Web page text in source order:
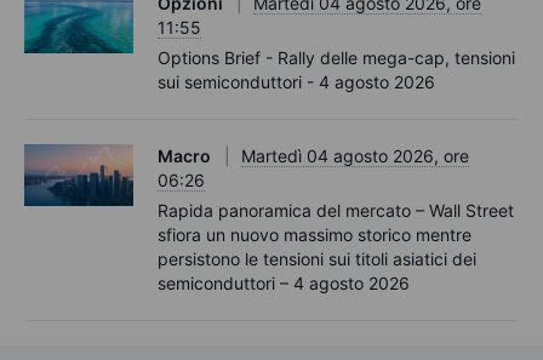
11:55
Options Brief - Rally delle mega-cap, tensioni
sui semiconduttori - 4 agosto 2026
Macro
Martedì 04 agosto 2026, ore
06:26
Rapida panoramica del mercato – Wall Street
sfiora un nuovo massimo storico mentre
persistono le tensioni sui titoli asiatici dei
semiconduttori – 4 agosto 2026